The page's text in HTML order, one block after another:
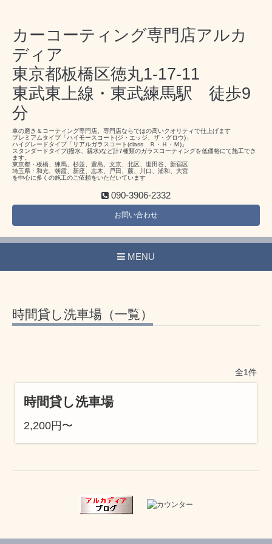
カーコーティング専門店アルカ
ディア
東京都板橋区徳丸1-17-11
東武東上線・東武練馬駅 徒歩9
分
車の磨き＆コーティング専門店。専門店ならではの高いクオリティで仕上げます
プレミアムタイプ「ハイモースコート(ジ・エッジ、ザ・グロウ)」
ハイグレードタイプ「リアルガラスコート(class Ｒ・Ｈ・Ｍ)」
スタンダードタイプ(撥水、親水)など計7種類のガラスコーティングを低価格にて施工でき
ます。
東京都・板橋、練馬、杉並、豊島、文京、北区、世田谷、新宿区
埼玉県・和光、朝霞、新座、志木、戸田、蕨、川口、浦和、大宮
を中心に多くの施工のご依頼をいただいています
090-3906-2332
お問い合わせ
MENU
時間貸し洗車場（一覧）
全1件
時間貸し洗車場
2,200円〜